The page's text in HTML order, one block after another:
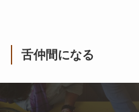
舌仲間になる